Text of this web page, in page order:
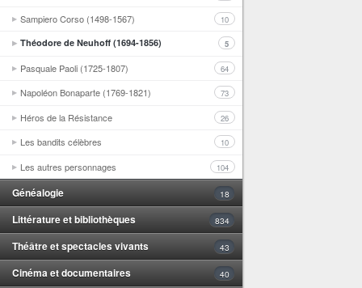
Sampiero Corso (1498-1567) 10
Théodore de Neuhoff (1694-1856) 5
Pasquale Paoli (1725-1807) 64
Napoléon Bonaparte (1769-1821) 73
Héros de la Résistance 26
Les bandits célèbres 10
Les autres personnages 104
Généalogie 18
Littérature et bibliothèques 834
Théâtre et spectacles vivants 43
Cinéma et documentaires 40